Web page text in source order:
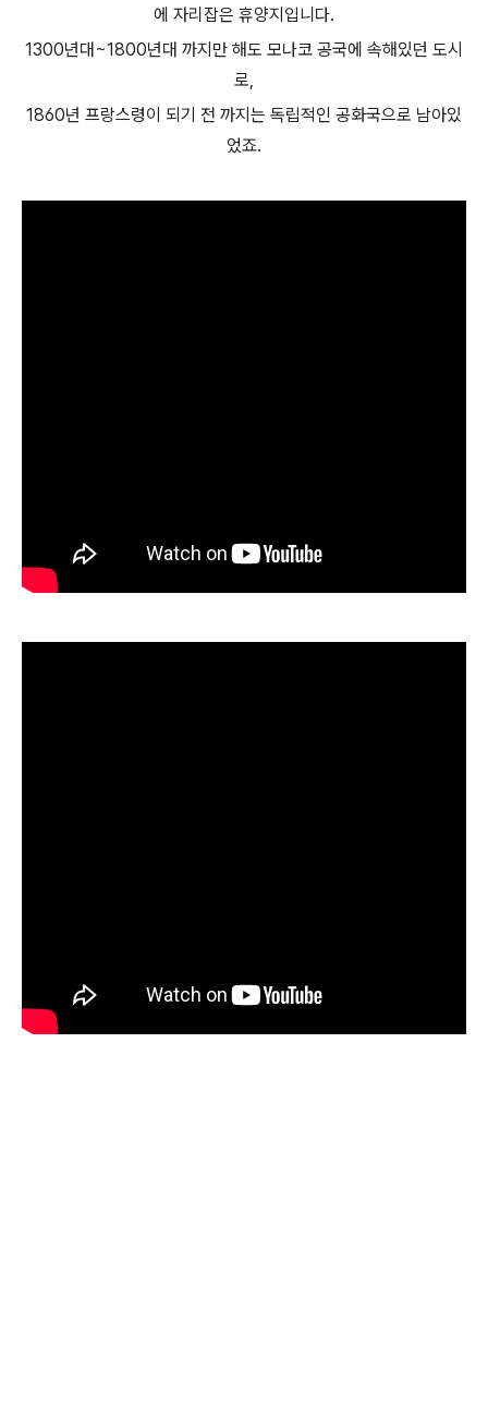
에 자리잡은 휴양지입니다.
1300년대~1800년대 까지만 해도 모나코 공국에 속해있던 도시
로,
1860년 프랑스령이 되기 전 까지는 독립적인 공화국으로 남아있
었죠.